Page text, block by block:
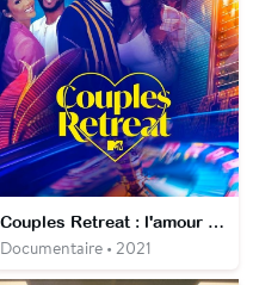
Couples Retreat : l'amour à l'épreuve
Documentaire • 2021